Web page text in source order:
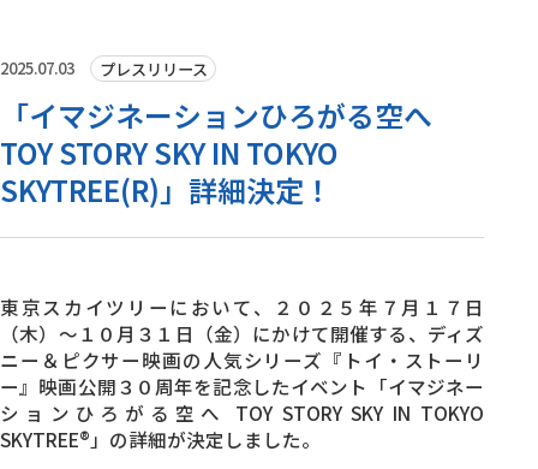
2025.07.03 プレスリリース
「イマジネーションひろがる空へ
TOY STORY SKY IN TOKYO
SKYTREE(R)」詳細決定！
東京スカイツリーにおいて、２０２５年７月１７日
（木）～１０月３１日（金）にかけて開催する、ディズ
ニー＆ピクサー映画の人気シリーズ『トイ・ストーリ
ー』映画公開３０周年を記念したイベント「イマジネー
ションひろがる空へ TOY STORY SKY IN TOKYO
SKYTREE®」の詳細が決定しました。